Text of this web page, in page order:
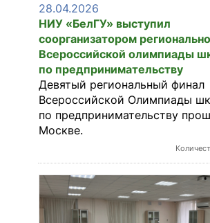
28.04.2026
НИУ «БелГУ» выступил
соорганизатором
Всероссийской олимпиады
по предпринимательству
Девятый региональный финал
Всероссийской Олимпиады
по предпринимательству
Москве.